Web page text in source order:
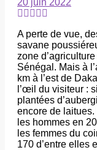
20 juin 2022
A perte de vue,
savane
zone
Sénégal. Mais à
km à l’est de
l’œil du visiteur :
plantées
encore de
les hommes en
les femmes du
170 d’entre elles